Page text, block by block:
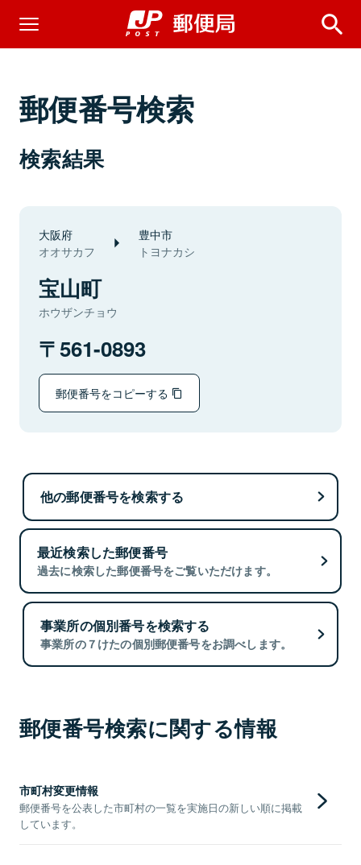
郵便番号検索
検索結果
大阪府
オオサカフ
豊中市
トヨナカシ
宝山町
ホウザンチョウ
561-0893
郵便番号をコピーする
他の郵便番号を検索する
最近検索した郵便番号
過去に検索した郵便番号をご覧いただけます。
事業所の個別番号を検索する
事業所の７けたの個別郵便番号をお調べします。
郵便番号検索に関する情報
市町村変更情報
郵便番号を公表した市町村の一覧を実施日の新しい順に掲載
しています。